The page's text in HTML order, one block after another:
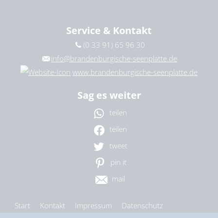
Service & Kontakt
(0 33 91) 65 96 30
info@brandenburgische-seenplatte.de
www.brandenburgische-seenplatte.de
Sag es weiter
teilen
teilen
tweet
pin it
mail
Start Kontakt Impressum Datenschutz